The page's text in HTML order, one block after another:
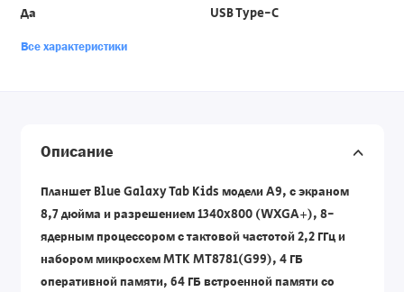
Да USB Type-C
Все характеристики
Описание
Планшет Blue Galaxy Tab Kids модели A9, с экраном
8,7 дюйма и разрешением 1340x800 (WXGA+), 8-
ядерным процессором с тактовой частотой 2,2 ГГц и
набором микросхем MTK MT8781(G99), 4 ГБ
оперативной памяти, 64 ГБ встроенной памяти со